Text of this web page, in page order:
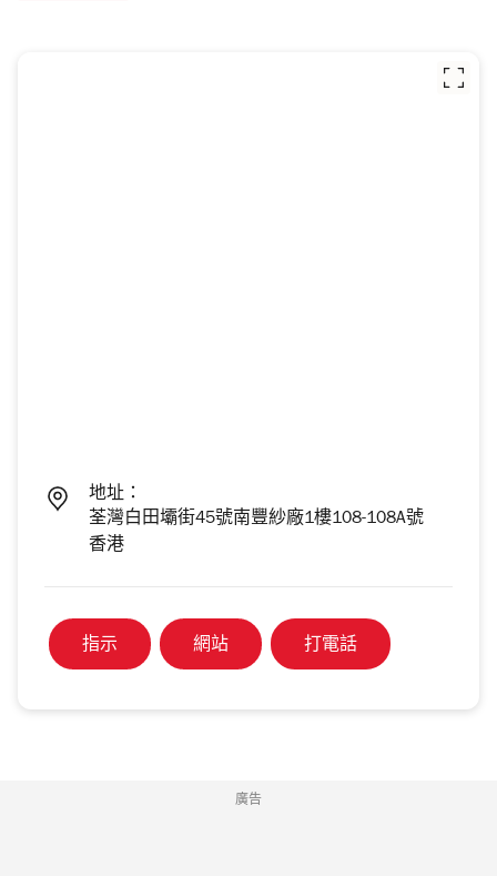
地址：
荃灣白田壩街45號南豐紗廠1樓108-108A號
香港
指示 網站 打電話
廣告